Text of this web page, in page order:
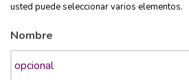
usted puede seleccionar varios elementos.
Nombre